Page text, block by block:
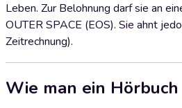
Leben. Zur Belohnung darf sie an
OUTER SPACE (EOS). Sie ahnt
Zeitrechnung).
Wie man ein